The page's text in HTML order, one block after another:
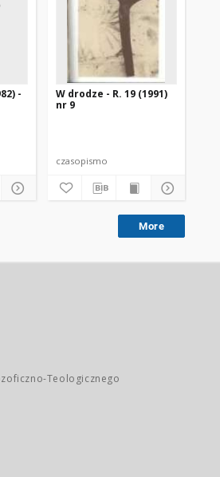
-
W drodze - R. 19 (1991)
nr 9
czasopismo
More
Teologicznego